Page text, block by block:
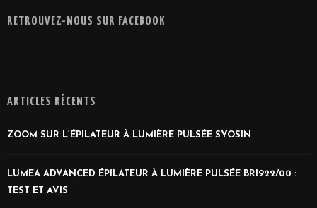
RETROUVEZ-NOUS SUR FACEBOOK
ARTICLES RÉCENTS
ZOOM SUR L’ÉPILATEUR À LUMIÈRE PULSÉE SYOSIN
LUMEA ADVANCED ÉPILATEUR À LUMIÈRE PULSÉE BRI922/00 :
TEST ET AVIS